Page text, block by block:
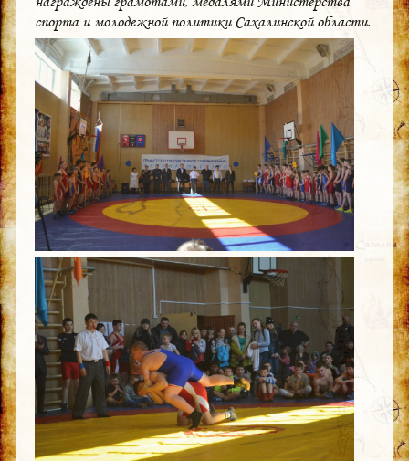
спорта и молодежной политики Сахалинской области.